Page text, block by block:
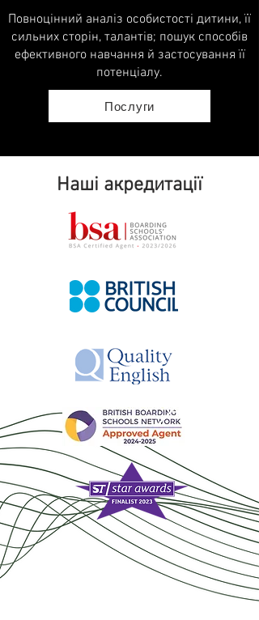
Повноцінний аналіз особистості дитини, її
сильних сторін, талантів; пошук способів
ефективного навчання й застосування її
потенціалу.
Послуги
Наші акредитації